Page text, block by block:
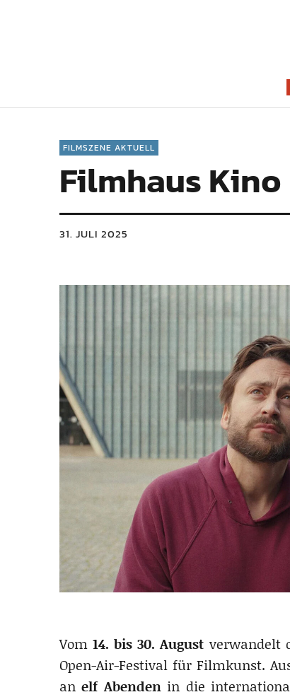
FILMSZENE AKTUELL
Filmhaus
31. JULI 2025
Vom14. bis 30. August verwandelt
Open-Air-Festival für Filmkunst.
anelf Abendenin die